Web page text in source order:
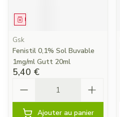
Médicament
Gsk
Fenistil 0,1% Sol Buvable
1mg/ml Gutt 20ml
5,40 €
Ajouter au panier